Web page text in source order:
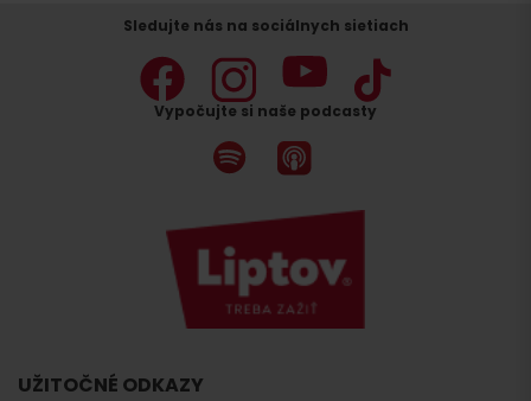
Sledujte nás na sociálnych sietiach
Vypočujte si naše podcasty
UŽITOČNÉ ODKAZY